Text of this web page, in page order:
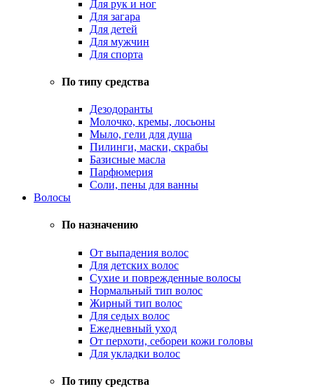
Для рук и ног
Для загара
Для детей
Для мужчин
Для спорта
По типу средства
Дезодоранты
Молочко, кремы, лосьоны
Мыло, гели для душа
Пилинги, маски, скрабы
Базисные масла
Парфюмерия
Соли, пены для ванны
Волосы
По назначению
От выпадения волос
Для детских волос
Сухие и поврежденные волосы
Нормальный тип волос
Жирный тип волос
Для седых волос
Ежедневный уход
От перхоти, себореи кожи головы
Для укладки волос
По типу средства